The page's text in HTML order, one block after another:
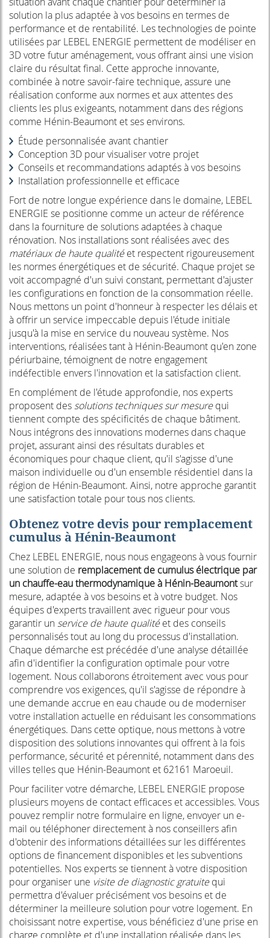
solution la plus adaptée à vos besoins en termes de
performance et de rentabilité. Les technologies de pointe
utilisées par LEBEL ENERGIE permettent de modéliser en
3D votre futur aménagement, vous offrant ainsi une vision
claire du résultat final. Cette approche innovante,
combinée à notre savoir-faire technique, assure une
réalisation conforme aux normes et aux attentes des
clients les plus exigeants, notamment dans des régions
comme Hénin-Beaumont et ses environs.
Étude personnalisée avant chantier
Conception 3D pour visualiser votre projet
Conseils et recommandations adaptés à vos besoins
Installation professionnelle et efficace
Fort de notre longue expérience dans le domaine, LEBEL
ENERGIE se positionne comme un acteur de référence
dans la fourniture de solutions adaptées à chaque
rénovation. Nos installations sont réalisées avec des
matériaux de haute qualitéet respectent rigoureusement
les normes énergétiques et de sécurité. Chaque projet se
voit accompagné d'un suivi constant, permettant d'ajuster
les configurations en fonction de la consommation réelle.
Nous mettons un point d'honneur à respecter les délais et
à offrir un service impeccable depuis l'étude initiale
jusqu'à la mise en service du nouveau système. Nos
interventions, réalisées tant à Hénin-Beaumont qu'en zone
périurbaine, témoignent de notre engagement
indéfectible envers l'innovation et la satisfaction client.
En complément de l'étude approfondie, nos experts
proposent dessolutions techniques sur mesurequi
tiennent compte des spécificités de chaque bâtiment.
Nous intégrons des innovations modernes dans chaque
projet, assurant ainsi des résultats durables et
économiques pour chaque client, qu'il s'agisse d'une
maison individuelle ou d'un ensemble résidentiel dans la
région de Hénin-Beaumont. Ainsi, notre approche garantit
une satisfaction totale pour tous nos clients.
Obtenez votre devis pour remplacement
cumulus à Hénin-Beaumont
Chez LEBEL ENERGIE, nous nous engageons à vous fournir
une solution de remplacement de cumulus électrique par
un chauffe-eau thermodynamique à Hénin-Beaumontsur
mesure, adaptée à vos besoins et à votre budget. Nos
équipes d'experts travaillent avec rigueur pour vous
garantir unservice de haute qualitéet des conseils
personnalisés tout au long du processus d'installation.
Chaque démarche est précédée d'une analyse détaillée
afin d'identifier la configuration optimale pour votre
logement. Nous collaborons étroitement avec vous pour
comprendre vos exigences, qu'il s'agisse de répondre à
une demande accrue en eau chaude ou de moderniser
votre installation actuelle en réduisant les consommations
énergétiques. Dans cette optique, nous mettons à votre
disposition des solutions innovantes qui offrent à la fois
performance, sécurité et pérennité, notamment dans des
villes telles que Hénin-Beaumont et 62161 Maroeuil.
Pour faciliter votre démarche, LEBEL ENERGIE propose
plusieurs moyens de contact efficaces et accessibles. Vous
pouvez remplir notre formulaire en ligne, envoyer un e-
mail ou téléphoner directement à nos conseillers afin
d'obtenir des informations détaillées sur les différentes
options de financement disponibles et les subventions
potentielles. Nos experts se tiennent à votre disposition
pour organiser une visite de diagnostic gratuitequi
permettra d'évaluer précisément vos besoins et de
déterminer la meilleure solution pour votre logement. En
choisissant notre expertise, vous bénéficiez d'une prise en
charge complète et d'une installation réalisée dans les